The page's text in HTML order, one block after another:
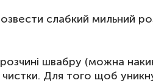
слабкий мильний
швабру (можна
Для того щоб